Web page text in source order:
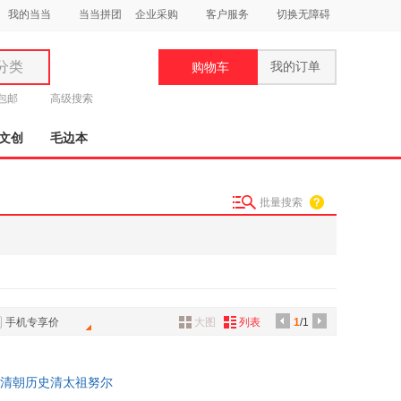
我的当当 当当拼团 企业采购 客户服务 切换无障碍
类
邮 高级搜索
购物车 我的订单
创 毛边本
批量搜索
手机专享价 1/1
大图 列表
清朝历史清太祖努尔